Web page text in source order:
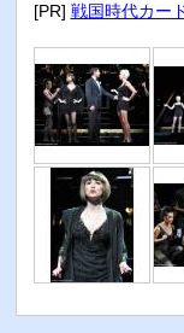
[PR] 戦国時代カー